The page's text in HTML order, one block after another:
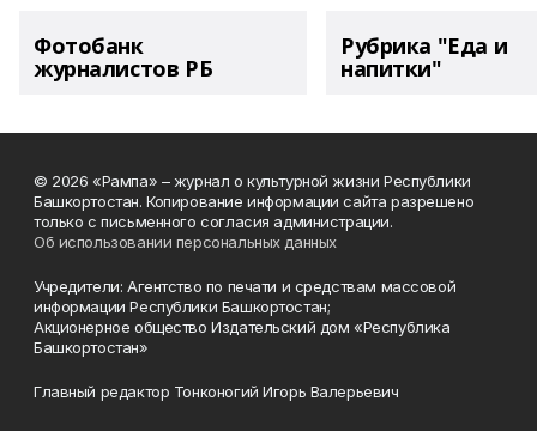
Фотобанк
журналистов РБ
Рубрика "Еда и
напитки"
© 2026 «Рампа» – журнал о культурной жизни Республики
Башкортостан. Копирование информации сайта разрешено
только с письменного согласия администрации.
Об использовании персональных данных
Учредители: Агентство по печати и средствам массовой
информации Республики Башкортостан;
Акционерное общество Издательский дом «Республика
Башкортостан»
Главный редактор Тонконогий Игорь Валерьевич